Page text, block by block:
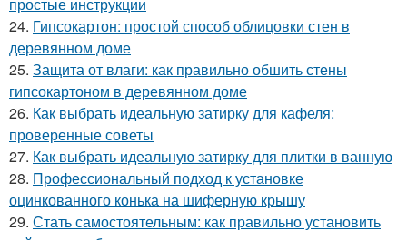
24. Гипсокартон: простой способ облицовки стен в
деревянном доме
25. Защита от влаги: как правильно обшить стены
гипсокартоном в деревянном доме
26. Как выбрать идеальную затирку для кафеля:
проверенные советы
27. Как выбрать идеальную затирку для плитки в ванную
28. Профессиональный подход к установке
оцинкованного конька на шиферную крышу
29. Стать самостоятельным: как правильно установить